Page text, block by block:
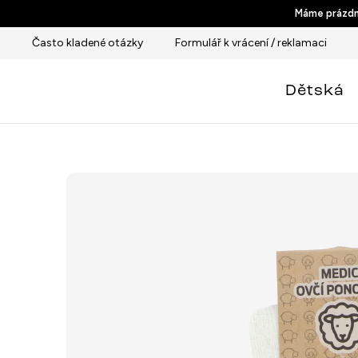
na
obsah
Máme
Často kladené otázky Formulář k vrácení / reklamaci
Dětská